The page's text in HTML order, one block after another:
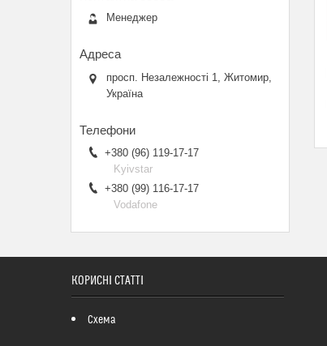
Менеджер
просп. Незалежності 1, Житомир,
Україна
+380 (96) 119-17-17
Kyivstar
+380 (99) 116-17-17
Vodafone
КОРИСНІ СТАТТІ
Схема